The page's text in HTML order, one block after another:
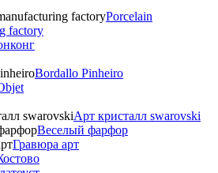
Porcelain
factory
Bordallo Pinheiro
Арт кристалл swarovski
Веселый фарфор
Гравюра арт